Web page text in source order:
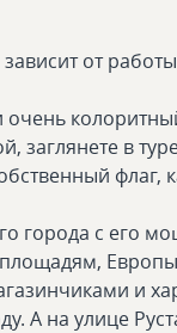
от
в
флаг,
города с его
и
А на улице